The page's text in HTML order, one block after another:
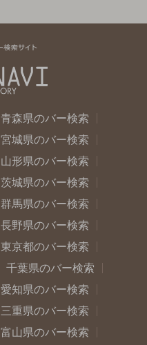
青森県のバー検索
宮城県のバー検索
山形県のバー検索
茨城県のバー検索
群馬県のバー検索
長野県のバー検索
東京都のバー検索
千葉県のバー検索
愛知県のバー検索
三重県のバー検索
富山県のバー検索